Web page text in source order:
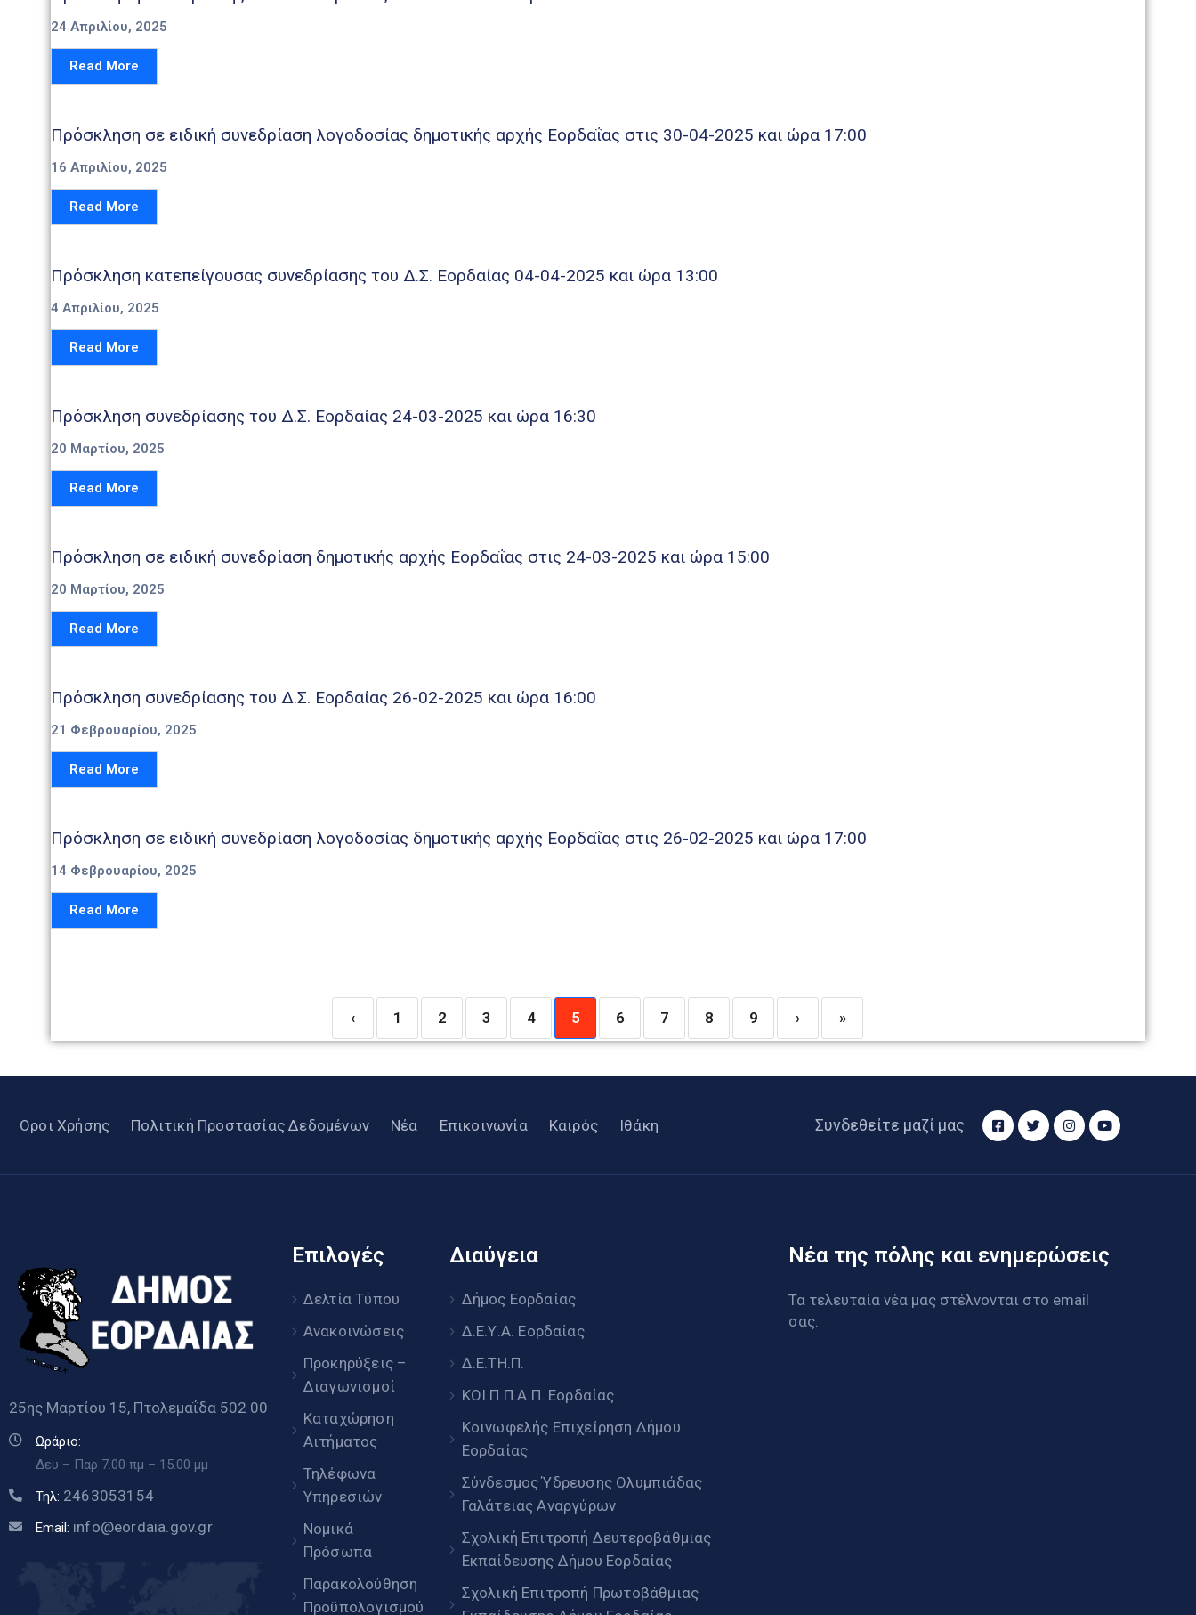
24 Απριλίου, 2025
Read More
Πρόσκληση σε ειδική συνεδρίαση λογοδοσίας δημοτικής αρχής Εορδαΐας στις 30-04-2025 και ώρα 17:00
16 Απριλίου, 2025
Read More
Πρόσκληση κατεπείγουσας συνεδρίασης του Δ.Σ. Εορδαίας 04-04-2025 και ώρα 13:00
4 Απριλίου, 2025
Read More
Πρόσκληση συνεδρίασης του Δ.Σ. Εορδαίας 24-03-2025 και ώρα 16:30
20 Μαρτίου, 2025
Read More
Πρόσκληση σε ειδική συνεδρίαση δημοτικής αρχής Εορδαΐας στις 24-03-2025 και ώρα 15:00
20 Μαρτίου, 2025
Read More
Πρόσκληση συνεδρίασης του Δ.Σ. Εορδαίας 26-02-2025 και ώρα 16:00
21 Φεβρουαρίου, 2025
Read More
Πρόσκληση σε ειδική συνεδρίαση λογοδοσίας δημοτικής αρχής Εορδαΐας στις 26-02-2025 και ώρα 17:00
14 Φεβρουαρίου, 2025
Read More
‹ 1 2 3 4 5 6 7 8 9 › »
Οροι Χρήσης Πολιτική Προστασίας Δεδομένων Νέα Επικοινωνία Καιρός Ιθάκη Συνδεθείτε μαζί μας
25ης Μαρτίου 15, Πτολεμαΐδα 502 00
Ωράριο:
Δευ – Παρ 7.00 πμ – 15.00 μμ
Τηλ: 2463053154
Email: info@eordaia.gov.gr
Επιλογές
Δελτία Τύπου
Ανακοινώσεις
Προκηρύξεις –
Διαγωνισμοί
Καταχώρηση
Αιτήματος
Τηλέφωνα
Υπηρεσιών
Νομικά
Πρόσωπα
Παρακολούθηση
Προϋπολογισμού
Διαύγεια
Δήμος Εορδαίας
Δ.Ε.Υ.Α. Εορδαίας
Δ.Ε.ΤΗ.Π.
ΚΟΙ.Π.Π.Α.Π. Εορδαίας
Κοινωφελής Επιχείρηση Δήμου
Εορδαίας
Σύνδεσμος Ύδρευσης Ολυμπιάδας
Γαλάτειας Αναργύρων
Σχολική Επιτροπή Δευτεροβάθμιας
Εκπαίδευσης Δήμου Εορδαίας
Σχολική Επιτροπή Πρωτοβάθμιας
Νέα της πόλης και ενημερώσεις
Τα τελευταία νέα μας στέλνονται στο email
σας.